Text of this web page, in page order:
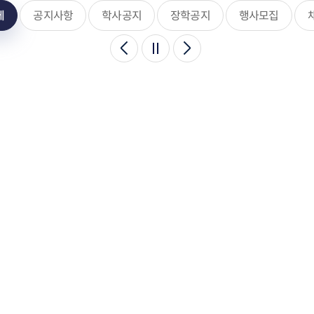
공지사항 학사공지 장학공지 행사모집